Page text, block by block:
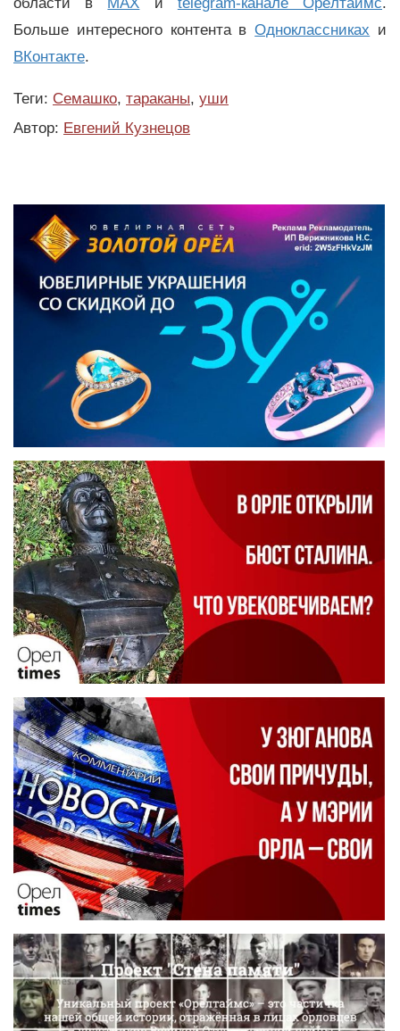
области в MAX и telegram-канале Орёлтаймс.
Больше интересного контента вОдноклассниках и
ВКонтакте.
Теги: Семашко, тараканы, уши
Автор: Евгений Кузнецов